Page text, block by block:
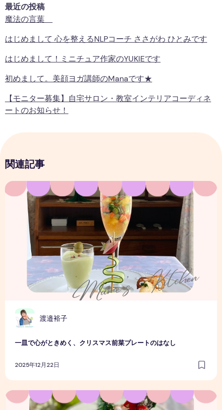
最近の投稿
魔法の言葉
はじめまして 心を整えるNLPコーチ ささがわ ひとみです
はじめまして！ミニチュア作家のYUKIEです
初めまして。美顔ヨガ講師のmanaです★
【モニター募集】自宅サロン・教室インテリアコーディネ
ートのお知らせ！
関連記事
渡邉裕子
一皿で心がときめく、クリスマス前菜プレートのはなし
2025年12月22日
一皿で心がときめく、クリスマス前菜プレートのはなし
クリスマスまでの時間も楽しみたい｜わが家のクリスマスケ